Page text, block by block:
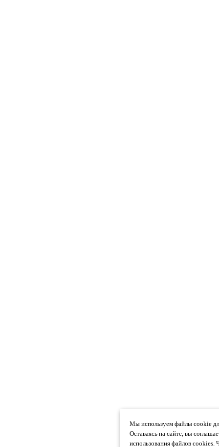
Мы используем файлы cookie
Оставаясь на сайте, вы
использования файлов cookies.